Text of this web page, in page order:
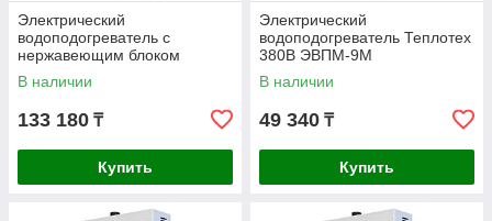
Электрический
водоподогреватель с
нержавеющим блоком
нагревателей Теплотех 380В
ЭВП-36Н
В наличии
133 180 ₸
Купить
Электрический
водоподогреватель Теплотех
380В ЭВПМ-9М
В наличии
49 340 ₸
Купить